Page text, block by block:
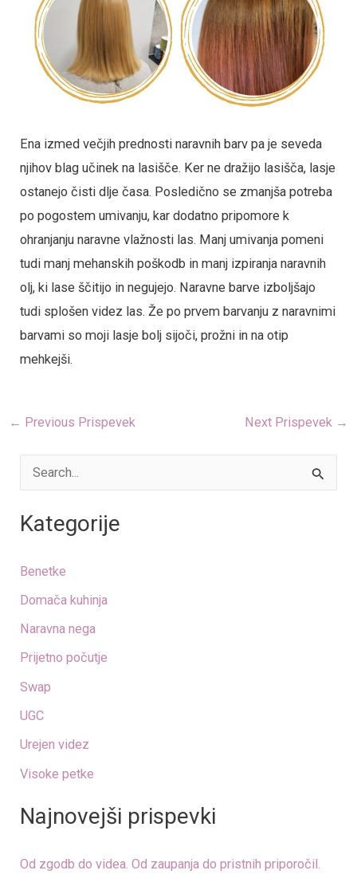
Ena izmed večjih prednosti naravnih barv pa je seveda
njihov blag učinek na lasišče. Ker ne dražijo lasišča, lasje
ostanejo čisti dlje časa. Posledično se zmanjša potreba
po pogostem umivanju, kar dodatno pripomore k
ohranjanju naravne vlažnosti las. Manj umivanja pomeni
tudi manj mehanskih poškodb in manj izpiranja naravnih
olj, ki lase ščitijo in negujejo. Naravne barve izboljšajo
tudi splošen videz las. Že po prvem barvanju z naravnimi
barvami so moji lasje bolj sijoči, prožni in na otip
mehkejši.
← Previous Prispevek Next Prispevek →
a
c
h
f
o
r
Kategorije
Benetke
Domača kuhinja
Naravna nega
Prijetno počutje
Swap
UGC
Urejen videz
Visoke petke
Najnovejši prispevki
Od zgodb do videa. Od zaupanja do pristnih priporočil.